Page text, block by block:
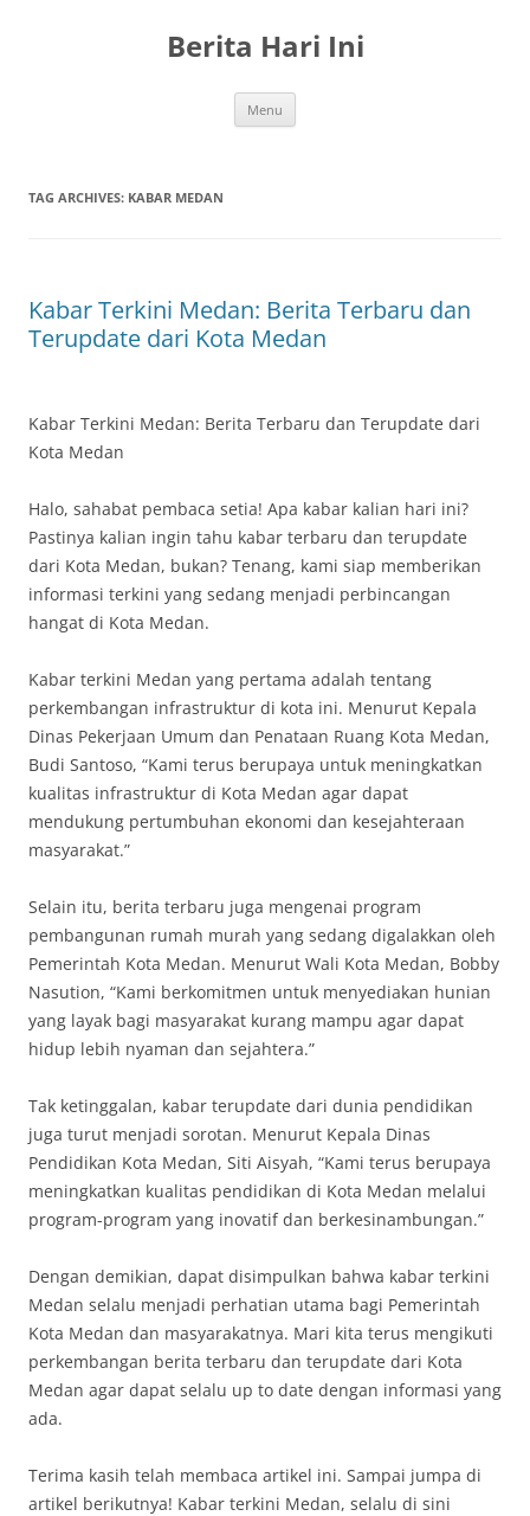
Berita Hari Ini
Menu
TAG ARCHIVES: KABAR MEDAN
Kabar Terkini Medan: Berita Terbaru dan
Terupdate dari Kota Medan
Kabar Terkini Medan: Berita Terbaru dan Terupdate dari
Kota Medan
Halo, sahabat pembaca setia! Apa kabar kalian hari ini?
Pastinya kalian ingin tahu kabar terbaru dan terupdate
dari Kota Medan, bukan? Tenang, kami siap memberikan
informasi terkini yang sedang menjadi perbincangan
hangat di Kota Medan.
Kabar terkini Medan yang pertama adalah tentang
perkembangan infrastruktur di kota ini. Menurut Kepala
Dinas Pekerjaan Umum dan Penataan Ruang Kota Medan,
Budi Santoso, “Kami terus berupaya untuk meningkatkan
kualitas infrastruktur di Kota Medan agar dapat
mendukung pertumbuhan ekonomi dan kesejahteraan
masyarakat.”
Selain itu, berita terbaru juga mengenai program
pembangunan rumah murah yang sedang digalakkan oleh
Pemerintah Kota Medan. Menurut Wali Kota Medan, Bobby
Nasution, “Kami berkomitmen untuk menyediakan hunian
yang layak bagi masyarakat kurang mampu agar dapat
hidup lebih nyaman dan sejahtera.”
Tak ketinggalan, kabar terupdate dari dunia pendidikan
juga turut menjadi sorotan. Menurut Kepala Dinas
Pendidikan Kota Medan, Siti Aisyah, “Kami terus berupaya
meningkatkan kualitas pendidikan di Kota Medan melalui
program-program yang inovatif dan berkesinambungan.”
Dengan demikian, dapat disimpulkan bahwa kabar terkini
Medan selalu menjadi perhatian utama bagi Pemerintah
Kota Medan dan masyarakatnya. Mari kita terus mengikuti
perkembangan berita terbaru dan terupdate dari Kota
Medan agar dapat selalu up to date dengan informasi yang
ada.
Terima kasih telah membaca artikel ini. Sampai jumpa di
artikel berikutnya! Kabar terkini Medan, selalu di sini